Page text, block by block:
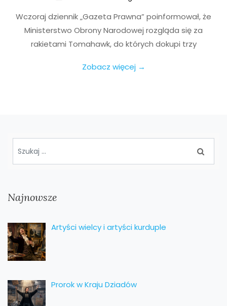
Wczoraj dziennik „Gazeta Prawna” poinformował, że
Ministerstwo Obrony Narodowej rozgląda się za
rakietami Tomahawk, do których dokupi trzy
Zobacz więcej →
Najnowsze
Artyści wielcy i artyści kurduple
Prorok w Kraju Dziadów